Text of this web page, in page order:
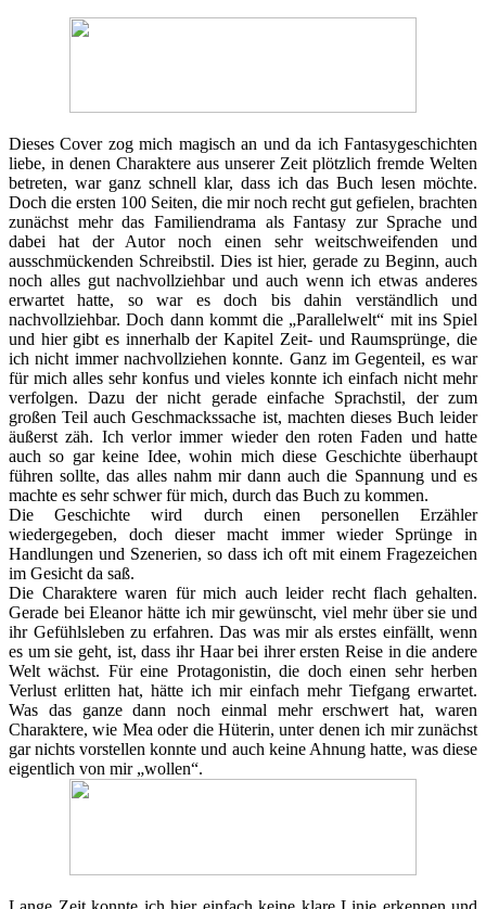
Dieses Cover zog mich magisch an und da ich Fantasygeschichten
liebe, in denen Charaktere aus unserer Zeit plötzlich fremde Welten
betreten, war ganz schnell klar, dass ich das Buch lesen möchte.
Doch die ersten 100 Seiten, die mir noch recht gut gefielen, brachten
zunächst mehr das Familiendrama als Fantasy zur Sprache und
dabei hat der Autor noch einen sehr weitschweifenden und
ausschmückenden Schreibstil. Dies ist hier, gerade zu Beginn, auch
noch alles gut nachvollziehbar und auch wenn ich etwas anderes
erwartet hatte, so war es doch bis dahin verständlich und
nachvollziehbar. Doch dann kommt die „Parallelwelt“ mit ins Spiel
und hier gibt es innerhalb der Kapitel Zeit- und Raumsprünge, die
ich nicht immer nachvollziehen konnte. Ganz im Gegenteil, es war
für mich alles sehr konfus und vieles konnte ich einfach nicht mehr
verfolgen. Dazu der nicht gerade einfache Sprachstil, der zum
großen Teil auch Geschmackssache ist, machten dieses Buch leider
äußerst zäh. Ich verlor immer wieder den roten Faden und hatte
auch so gar keine Idee, wohin mich diese Geschichte überhaupt
führen sollte, das alles nahm mir dann auch die Spannung und es
machte es sehr schwer für mich, durch das Buch zu kommen.
Die Geschichte wird durch einen personellen Erzähler
wiedergegeben, doch dieser macht immer wieder Sprünge in
Handlungen und Szenerien, so dass ich oft mit einem Fragezeichen
im Gesicht da saß.
Die Charaktere waren für mich auch leider recht flach gehalten.
Gerade bei Eleanor hätte ich mir gewünscht, viel mehr über sie und
ihr Gefühlsleben zu erfahren. Das was mir als erstes einfällt, wenn
es um sie geht, ist, dass ihr Haar bei ihrer ersten Reise in die andere
Welt wächst. Für eine Protagonistin, die doch einen sehr herben
Verlust erlitten hat, hätte ich mir einfach mehr Tiefgang erwartet.
Was das ganze dann noch einmal mehr erschwert hat, waren
Charaktere, wie Mea oder die Hüterin, unter denen ich mir zunächst
gar nichts vorstellen konnte und auch keine Ahnung hatte, was diese
eigentlich von mir „wollen“.